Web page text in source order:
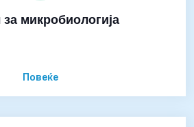
микробиологија
Повеќе